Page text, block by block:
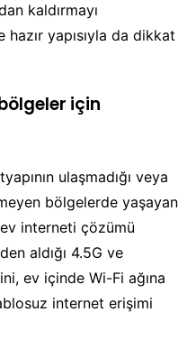
kaldırmayı
yapısıyla da dikkat
için
ulaşmadığı veya
bölgelerde yaşayan
interneti çözümü
aldığı 4.5G ve
ev içinde Wi-Fi ağına
internet erişimi